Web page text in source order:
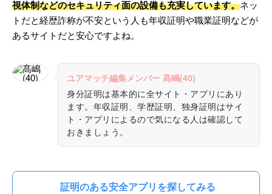
視体制などのセキュリティ面の設備も充実しています。ネッ
トだと経歴詐称が不安という人も年収証明や職業証明などが
あるサイトだと安心ですよね。
ユアマッチ編集メンバー 髙嶋(40)
身分証明は基本的に全サイト・アプリにあり
ます。年収証明、学歴証明、独身証明はサイ
ト・アプリによるので気になる人は確認して
おきましょう。
証明のある安全アプリを探してみる